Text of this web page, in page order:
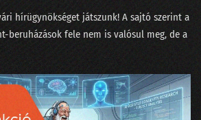
214 - Elveszi-e az MI a munkánk után az életünk értelmét is?
2025
211 - A Nagy Párbaj: egymásnak eresztettük a Google-t és a Perplexityt
hírügynökséget játszunk! A sajtó szerint a
beruházások fele nem is valósul meg, de a